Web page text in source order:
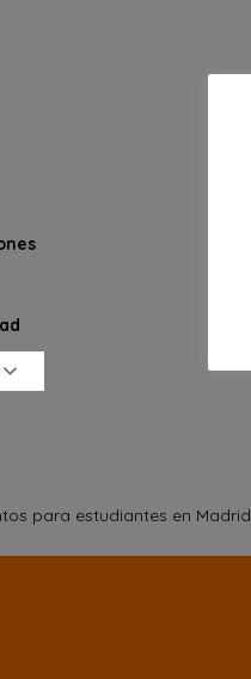
para estudiantes en Madrid